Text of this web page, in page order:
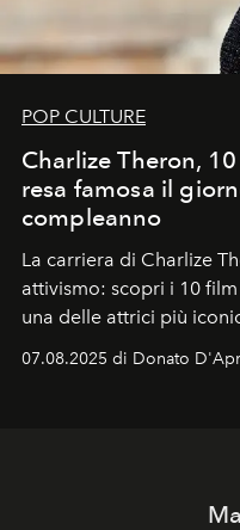
POP CULTURE
Charlize Theron,
resa famosa il
compleanno
La carriera di Charlize
attivismo: scopri i 10
una delle attrici più
07.08.2025 di Donato